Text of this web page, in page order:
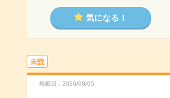
気になる！
未読
掲載日 2026/08/05